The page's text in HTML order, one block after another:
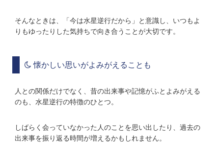
そんなときは、「今は水星逆行だから」と意識し、いつもよ
りもゆったりした気持ちで向き合うことが大切です。
懐かしい思いがよみがえることも
人との関係だけでなく、昔の出来事や記憶がふとよみがえる
のも、水星逆行の特徴のひとつ。
しばらく会っていなかった人のことを思い出したり、過去の
出来事を振り返る時間が増えるかもしれません。